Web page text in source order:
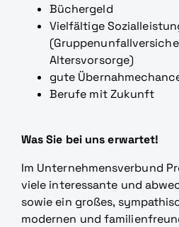
Büchergeld
Vielfältige
Altersvorsorge)
gute
Berufe mit Zukunft
Was Sie bei uns erwartet!
Im Unternehmensverbund
viele interessante und
sowie ein großes,
modernen und